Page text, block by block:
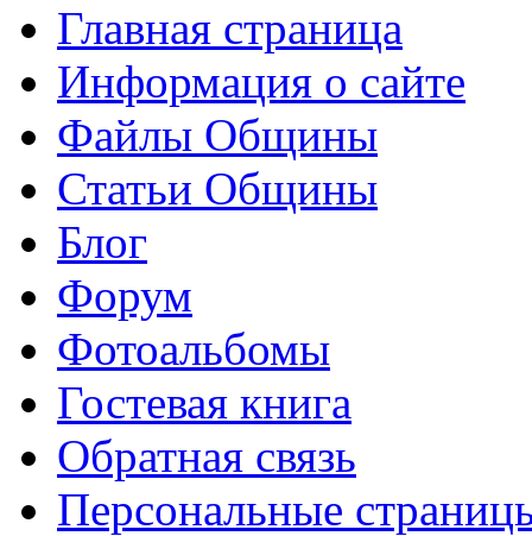
Главная страница
Информация о сайте
Файлы Общины
Статьи Общины
Блог
Форум
Фотоальбомы
Гостевая книга
Обратная связь
Персональные